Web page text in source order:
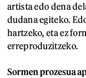
artista edo dena
dudana egiteko.
hartzeko, eta ez
erreproduzitzeko.
Sormen prozesua